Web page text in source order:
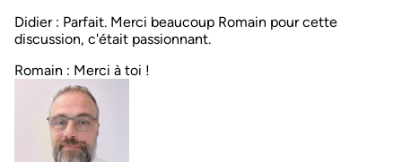
Didier: Parfait. Merci beaucoup Romain pour cette
discussion, c'était passionnant.
Romain : Merci à toi !